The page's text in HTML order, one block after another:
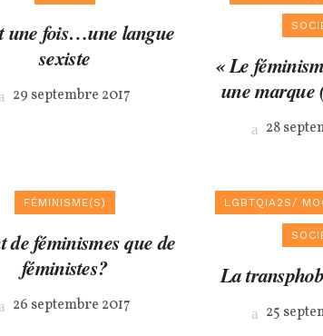
une fois…une langue
sexiste
29 septembre 2017
« Le
une marque
28
FÉMINISME(S)
de féminismes que de
féministes?
26 septembre 2017
LGBTQIA2S/
La
25